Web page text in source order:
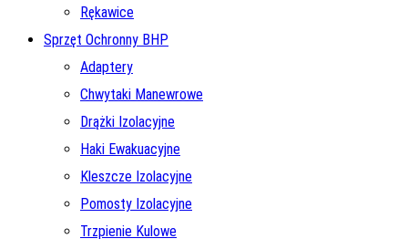
Rękawice
Sprzęt Ochronny BHP
Adaptery
Chwytaki Manewrowe
Drążki Izolacyjne
Haki Ewakuacyjne
Kleszcze Izolacyjne
Pomosty Izolacyjne
Trzpienie Kulowe